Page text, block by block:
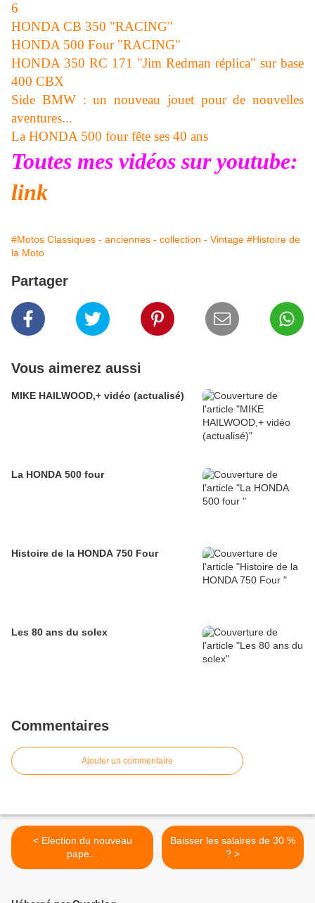
6
HONDA CB 350 "RACING"
HONDA 500 Four "RACING"
HONDA 350 RC 171 "Jim Redman réplica" sur base
400 CBX
Side BMW : un nouveau jouet pour de nouvelles
aventures...
La HONDA 500 four fête ses 40 ans
Toutes mes vidéos sur youtube:
link
#Motos Classiques - anciennes - collection - Vintage #Histoire de
la Moto
Partager
Vous aimerez aussi
MIKE HAILWOOD,+ vidéo (actualisé)
La HONDA 500 four
Histoire de la HONDA 750 Four
Les 80 ans du solex
Commentaires
Ajouter un commentaire
< Election du nouveau
pape...
Baisser les salaires de 30 %
? >